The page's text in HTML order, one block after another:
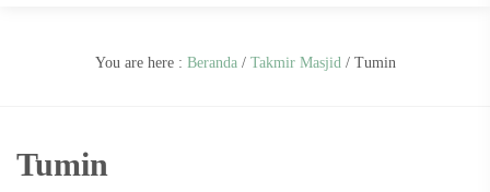
You are here : Beranda/ Takmir Masjid/ Tumin
Tumin